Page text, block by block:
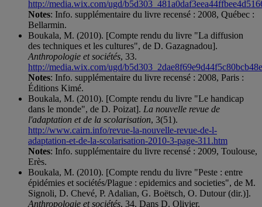
http://media.wix.com/ugd/
Notes: Info. supplémentaire du livre recensé : 2008, Québec :
Bellarmin.
Boukala, M. (2010). [Compte rendu du livre "La diffusion
des techniques et les cultures", de D. Gazagnadou].
Anthropologie et sociétés, 33.
http://media.wix.com/ugd/
Notes: Info. supplémentaire du livre recensé : 2008, Paris :
Éditions Kimé.
Boukala, M. (2010). [Compte rendu du livre "Le handicap
dans le monde", de D. Poizat]. La nouvelle revue de
l'adaptation et de la scolarisation, 3(51).
http://www.cairn.info/revue-la-nouvelle-revue-de-l-
adaptation-et-de-la-scolarisation-2010-3-page-311.htm
Notes: Info. supplémentaire du livre recensé : 2009, Toulouse,
Erès.
Boukala, M. (2010). [Compte rendu du livre "Peste : entre
épidémies et sociétés/Plague : epidemics and societies", de M.
Signoli, D. Chevé, P. Adalian, G. Boëtsch, O. Dutour (dir.)].
Anthropologie et sociétés, 34. Dans D. Olivier.